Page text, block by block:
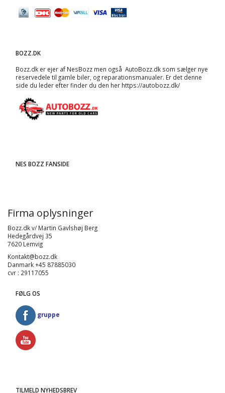
BOZZ.DK
Bozz.dk er ejer af NesBozz men også AutoBozz.dk som sælger nye
reservedele til gamle biler, og reparationsmanualer. Er det denne
side du leder efter finder du den her https://autobozz.dk/
NES BOZZ FANSIDE
Firma oplysninger
Bozz.dk v/ Martin Gavlshøj Berg
Hedegårdvej 35
7620 Lemvig
Kontakt@bozz.dk
Danmark +45 87885030
cvr : 29117055
FØLG OS
gruppe
TILMELD NYHEDSBREV